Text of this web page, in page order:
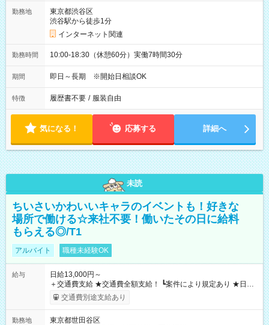
勤務地
東京都渋谷区
渋谷駅から徒歩1分
インターネット関連
勤務時間 10:00-18:30（休憩60分）実働7時間30分
期間 即日～長期 ※開始日相談OK
特徴 履歴書不要 / 服装自由
気になる！ 応募する 詳細へ
未読
ちいさいかわいいキャラのイベントも！好きな
場所で働ける☆来社不要！働いたその日に給料
もらえる◎/T1
アルバイト 職種未経験OK
給与
日給13,000円～
＋交通費支給 ★交通費全額支給！ ┗案件により規定あり ★日払
いOK！（規定あり） ┗働いたその日に現金GET♪ お仕事後はコ
ンビニATMから 日払い分を引き落とせます！ 【試用期間】試
交通費別途支給あり
勤務地
東京都世田谷区